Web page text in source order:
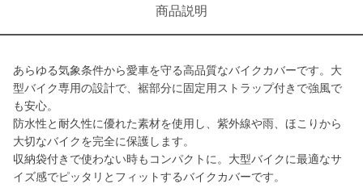
商品説明
あらゆる気象条件から愛車を守る高品質なバイクカバーです。大
型バイク専用の設計で、裾部分に固定用ストラップ付きで強風で
も安心。
防水性と耐久性に優れた素材を使用し、紫外線や雨、ほこりから
大切なバイクを完全に保護します。
収納袋付きで使わない時もコンパクトに。大型バイクに最適なサ
イズ感でピッタリとフィットするバイクカバーです。